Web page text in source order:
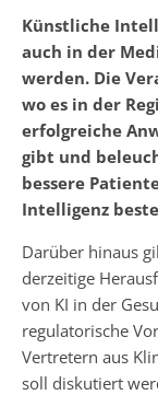
Künstliche
auch in der
werden. Die
wo es in der
erfolgreiche
gibt und
bessere
Intelligenz
Darüber hinaus
derzeitige
von KI in der
regulatorische
Vertretern aus
soll diskutiert